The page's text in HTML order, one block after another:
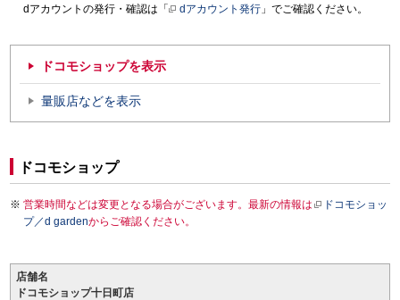
dアカウントの発行・確認は「
dアカウント発行 」でご確認ください。
ドコモショップを表示
量販店などを表示
ドコモショップ
営業時間などは変更となる場合がございます。最新の情報は
ドコモショッ
プ／d gardenからご確認ください。
店舗名
ドコモショップ十日町店